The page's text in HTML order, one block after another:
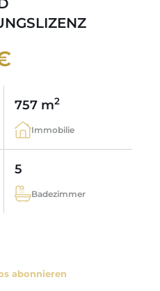
757 m2
Immobilie
5
Badezimmer
abonnieren